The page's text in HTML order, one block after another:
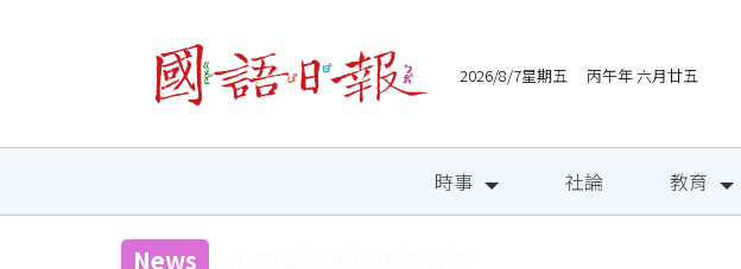
2026/8/7星期五 丙午年 六月廿五
時事 社論 教育
News